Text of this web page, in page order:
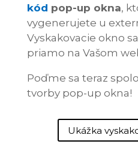
kód pop-up okna,
vygenerujete u
Vyskakovacie okno
priamo na Vašom
Poďme sa teraz
tvorby pop-up okna!
Ukážka